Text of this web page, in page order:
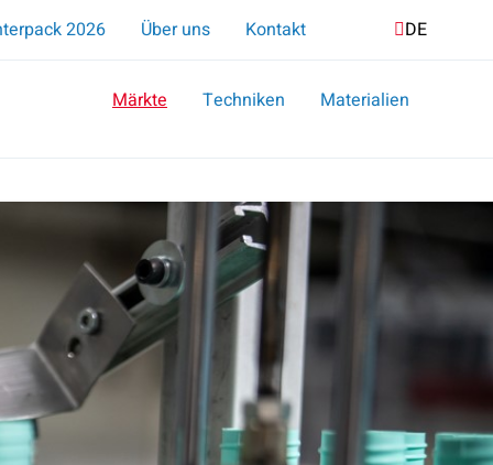
2026 Über uns Kontakt SucheDE
Märkte Techniken Materialien